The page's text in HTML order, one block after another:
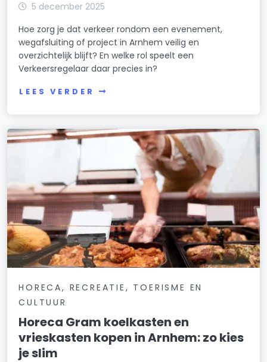
5 december 2025
Hoe zorg je dat verkeer rondom een evenement,
wegafsluiting of project in Arnhem veilig en
overzichtelijk blijft? En welke rol speelt een
Verkeersregelaar daar precies in?
LEES VERDER
HORECA, RECREATIE, TOERISME EN
CULTUUR
Horeca Gram koelkasten en
vrieskasten kopen in Arnhem: zo kies
je slim